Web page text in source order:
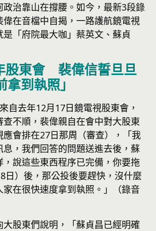
政治靠山在撐腰。如今，最新3段錄
偉在音檔中自揭，一路護航鏡電視
「府院最大咖」蔡英文、蘇貞
股東會 裴偉信誓旦旦
拿到執照」
自去年12月17日鏡電視股東會，
查不順，裴偉親自在會中對大股東
應會排在27日那周（審查），「我
，我們回答的問題送進去後，蘇
，說這些東西程序已完備，你要拖
日）後，那公投後要趕快，沒什麼
在很快速度拿到執照。」（錄音
股東們說明，「蘇貞昌已經明確